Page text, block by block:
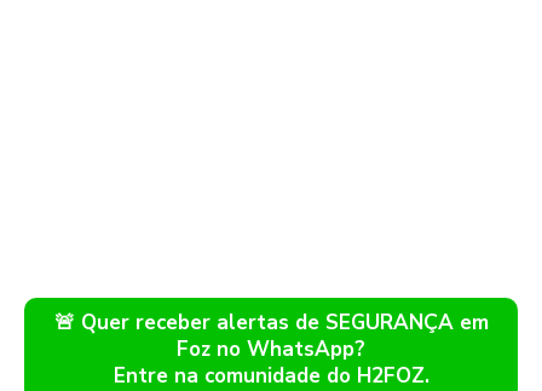
🚨 Quer receber alertas de SEGURANÇA em
Foz no WhatsApp?
Entre na comunidade do H2FOZ.